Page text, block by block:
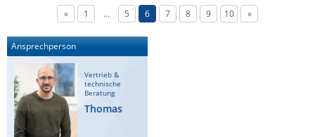
« 1 … 5 6 7 8 9 10 »
Ansprechperson
Vertrieb &
technische
Beratung
Thomas